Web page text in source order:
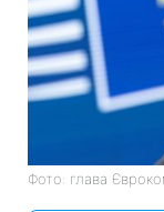
Фото: глава